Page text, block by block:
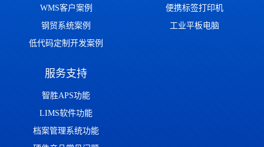
WMS客户案例
钢贸系统案例
低代码定制开发案例
便携标签打印机
工业平板电脑
服务支持
智胜APS功能
LIMS软件功能
档案管理系统功能